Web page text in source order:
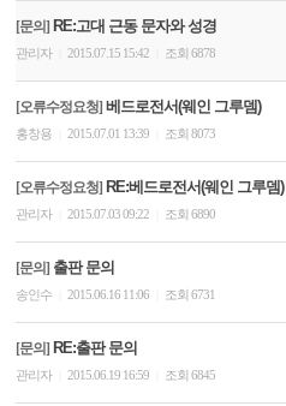
[문의] RE:고대 근동 문자와 성경
관리자 2015.07.15 15:42 조회 6878
[오류수정요청] 베드로전서(웨인 그루뎀)
홍창용 2015.07.01 13:39 조회 8073
[오류수정요청] RE:베드로전서(웨인 그루뎀)
관리자 2015.07.03 09:22 조회 6890
[문의] 출판 문의
송인수 2015.06.16 11:06 조회 6731
[문의] RE:출판 문의
관리자 2015.06.19 16:59 조회 6845